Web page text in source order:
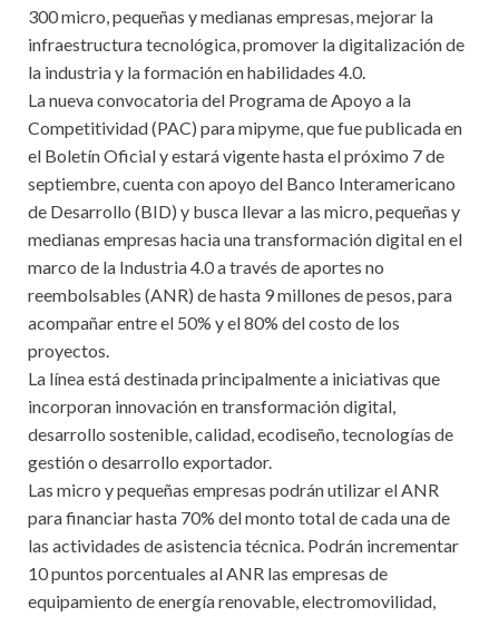
300 micro, pequeñas y medianas empresas, mejorar la
infraestructura tecnológica, promover la digitalización de
la industria y la formación en habilidades 4.0.
La nueva convocatoria del Programa de Apoyo a la
Competitividad (PAC) para mipyme, que fue publicada en
el Boletín Oficial y estará vigente hasta el próximo 7 de
septiembre, cuenta con apoyo del Banco Interamericano
de Desarrollo (BID) y busca llevar a las micro, pequeñas y
medianas empresas hacia una transformación digital en el
marco de la Industria 4.0 a través de aportes no
reembolsables (ANR) de hasta 9 millones de pesos, para
acompañar entre el 50% y el 80% del costo de los
proyectos.
La línea está destinada principalmente a iniciativas que
incorporan innovación en transformación digital,
desarrollo sostenible, calidad, ecodiseño, tecnologías de
gestión o desarrollo exportador.
Las micro y pequeñas empresas podrán utilizar el ANR
para financiar hasta 70% del monto total de cada una de
las actividades de asistencia técnica. Podrán incrementar
10 puntos porcentuales al ANR las empresas de
equipamiento de energía renovable, electromovilidad,